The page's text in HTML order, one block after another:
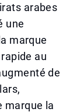
arabes
une
marque
au
de
marque la